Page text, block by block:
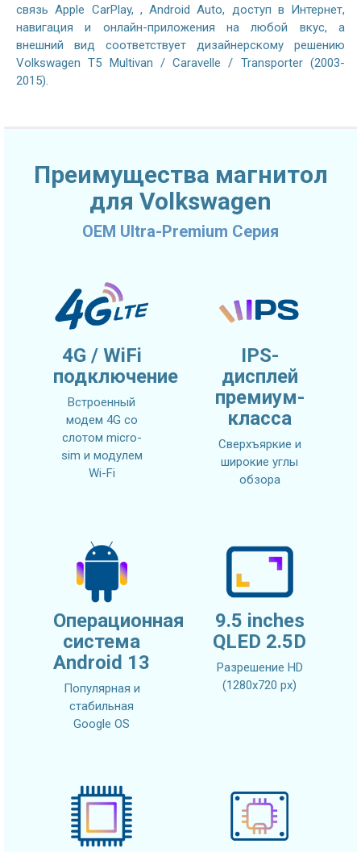
связь Apple CarPlay, , Android Auto, доступ в Интернет,
навигация и онлайн-приложения на любой вкус, а
внешний вид соответствует дизайнерскому решению
Volkswagen T5 Multivan / Caravelle / Transporter (2003-
2015).
Преимущества магнитол
для Volkswagen
OEM Ultra-Premium Серия
4G / WiFi
подключение
Встроенный
модем 4G со
слотом micro-
sim и модулем
Wi-Fi
IPS-
дисплей
премиум-
класса
Сверхъяркие и
широкие углы
обзора
Операционная
система
Android 13
Популярная и
стабильная
Google OS
9.5 inches
QLED 2.5D
Разрешение HD
(1280х720 px)